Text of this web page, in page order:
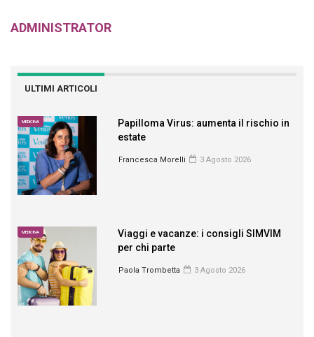
ADMINISTRATOR
ULTIMI ARTICOLI
MEDICINA
Papilloma Virus: aumenta il rischio in
estate
Francesca Morelli 3 Agosto 2026
MEDICINA
Viaggi e vacanze: i consigli SIMVIM
per chi parte
Paola Trombetta 3 Agosto 2026